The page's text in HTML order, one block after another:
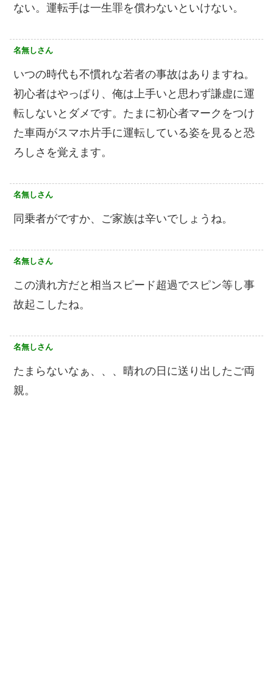
ない。運転手は一生罪を償わないといけない。
名無しさん
いつの時代も不慣れな若者の事故はありますね。
初心者はやっぱり、俺は上手いと思わず謙虚に運
転しないとダメです。たまに初心者マークをつけ
た車両がスマホ片手に運転している姿を見ると恐
ろしさを覚えます。
名無しさん
同乗者がですか、ご家族は辛いでしょうね。
名無しさん
この潰れ方だと相当スピード超過でスピン等し事
故起こしたね。
名無しさん
たまらないなぁ、、、晴れの日に送り出したご両
親。